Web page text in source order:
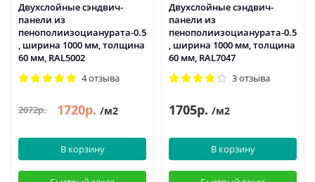
Двухслойные сэндвич-
панели из
пенополиизоцианурата-0.5
, ширина 1000 мм, толщина
60 мм, RAL5002
4 отзыва
2072р. 1720р. /м2
В корзину
Двухслойные сэндвич-
панели из
пенополиизоцианурата-0.5
, ширина 1000 мм, толщина
60 мм, RAL7047
3 отзыва
1705р. /м2
В корзину